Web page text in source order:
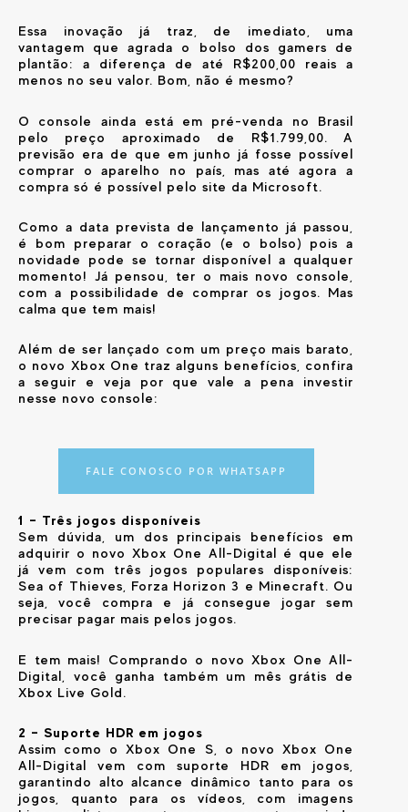
Essa inovação já traz, de imediato, uma
vantagem que agrada o bolso dos gamers de
plantão: a diferença de até R$200,00 reais a
menos no seu valor. Bom, não é mesmo?
O console ainda está em pré-venda no Brasil
pelo preço aproximado de R$1.799,00. A
previsão era de que em junho já fosse possível
comprar o aparelho no país, mas até agora a
compra só é possível pelo site da Microsoft.
Como a data prevista de lançamento já passou,
é bom preparar o coração (e o bolso) pois a
novidade pode se tornar disponível a qualquer
momento! Já pensou, ter o mais novo console,
com a possibilidade de comprar os jogos. Mas
calma que tem mais!
Além de ser lançado com um preço mais barato,
o novo Xbox One traz alguns benefícios, confira
a seguir e veja por que vale a pena investir
nesse novo console:
FALE CONOSCO POR WHATSAPP
1 – Três jogos disponíveis
Sem dúvida, um dos principais benefícios em
adquirir o novo Xbox One All-Digital é que ele
já vem com três jogos populares disponíveis:
Sea of Thieves, Forza Horizon 3 e Minecraft. Ou
seja, você compra e já consegue jogar sem
precisar pagar mais pelos jogos.
E tem mais! Comprando o novo Xbox One All-
Digital, você ganha também um mês grátis de
Xbox Live Gold.
2 – Suporte HDR em jogos
Assim como o Xbox One S, o novo Xbox One
All-Digital vem com suporte HDR em jogos,
garantindo alto alcance dinâmico tanto para os
jogos, quanto para os vídeos, com imagens